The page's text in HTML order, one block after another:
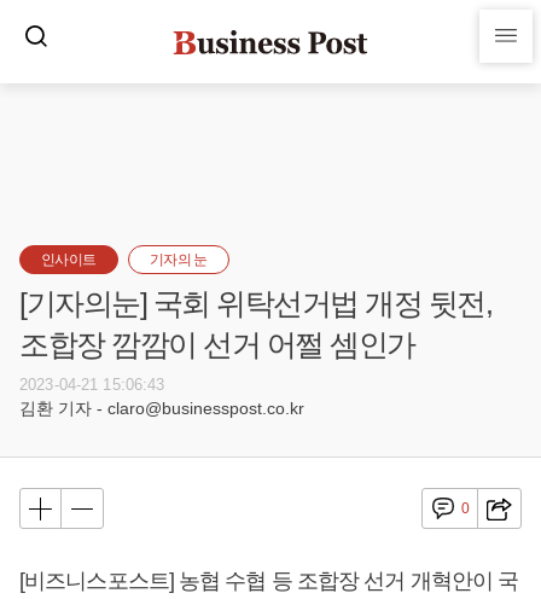
인사이트 기자의 눈
[기자의눈] 국회 위탁선거법 개정 뒷전,
조합장 깜깜이 선거 어쩔 셈인가
2023-04-21 15:06:43
김환 기자 - claro@businesspost.co.kr
0
[비즈니스포스트] 농협 수협 등 조합장 선거 개혁안이 국